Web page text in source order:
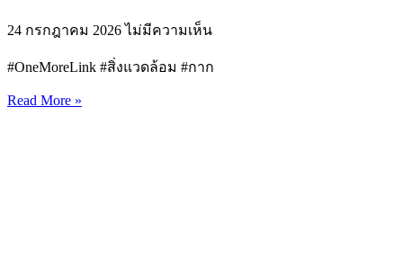
24 กรกฎาคม 2026ไม่มีความเห็น
#OneMoreLink #สิ่งแวดล้อม #กาก
Read More »